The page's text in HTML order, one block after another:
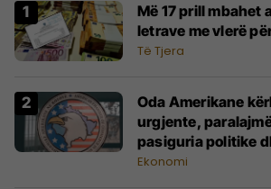
Më 17 prill mbahet
letrave me vlerë
Të Tjera
Oda Amerikane
urgjente,
pasiguria politike
vendimeve fiskale
Ekonomi